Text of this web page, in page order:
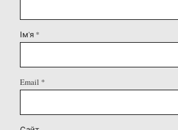
Ім'я *
Email *